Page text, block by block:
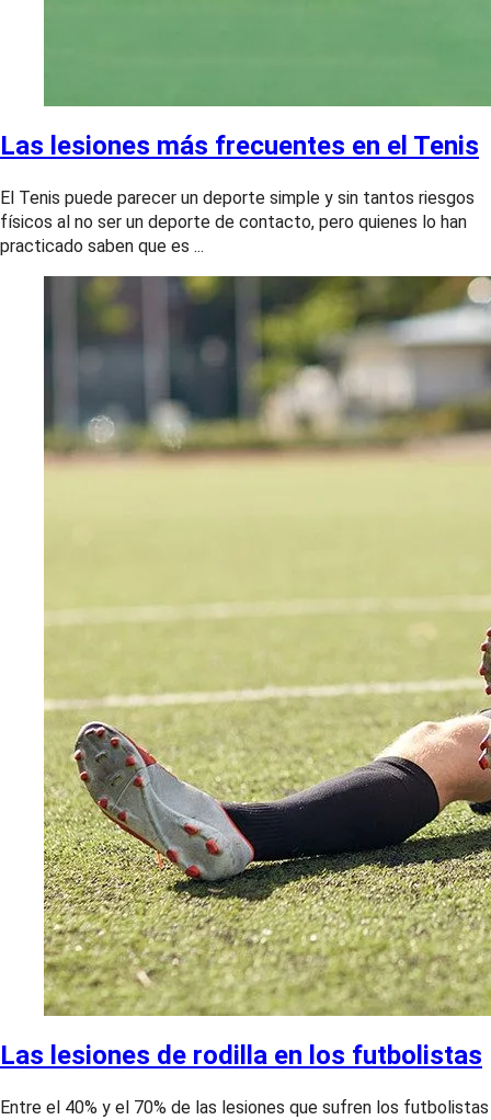
Las lesiones más frecuentes en el Tenis
El Tenis puede parecer un deporte simple y sin tantos riesgos
físicos al no ser un deporte de contacto, pero quienes lo han
practicado saben que es ...
Las lesiones de rodilla en los futbolistas
Entre el 40% y el 70% de las lesiones que sufren los futbolistas